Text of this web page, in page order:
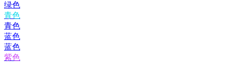
绿色
青色
青色
蓝色
蓝色
紫色